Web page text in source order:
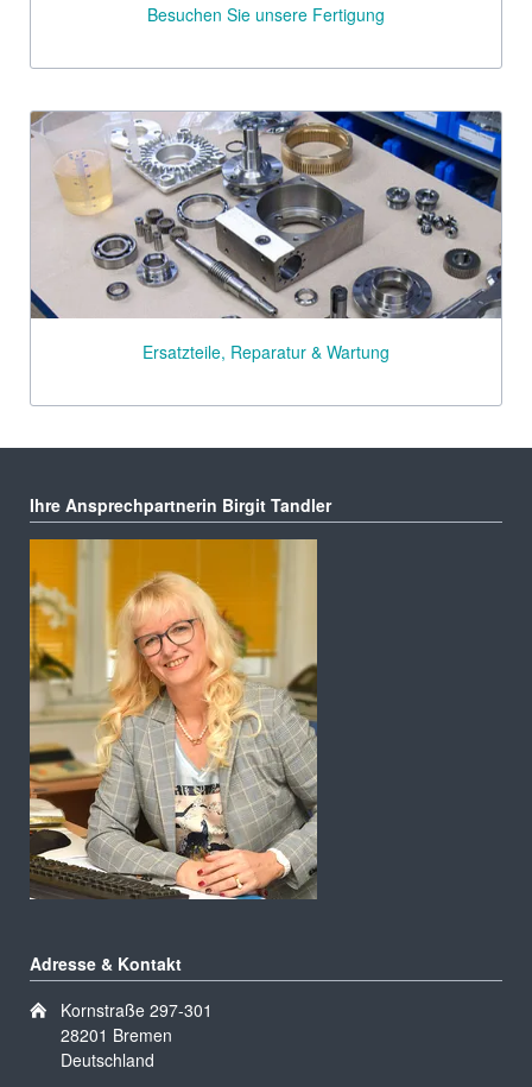
Besuchen Sie unsere Fertigung
Ersatzteile, Reparatur & Wartung
Ihre Ansprechpartnerin Birgit Tandler
Adresse & Kontakt
Kornstraße 297-301
28201 Bremen
Deutschland